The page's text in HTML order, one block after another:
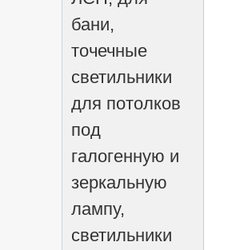
бани,
точечные
светильники
для потолков
под
галогенную и
зеркальную
лампу,
светильники